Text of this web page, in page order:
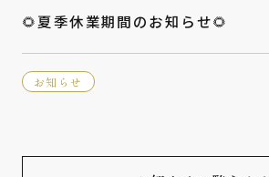
🌻夏季休業期間のお知らせ🌻
お知らせ